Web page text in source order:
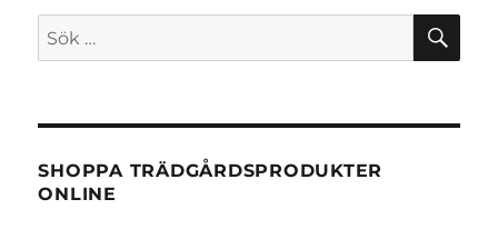
Sök
efter:
SHOPPA TRÄDGÅRDSPRODUKTER
ONLINE